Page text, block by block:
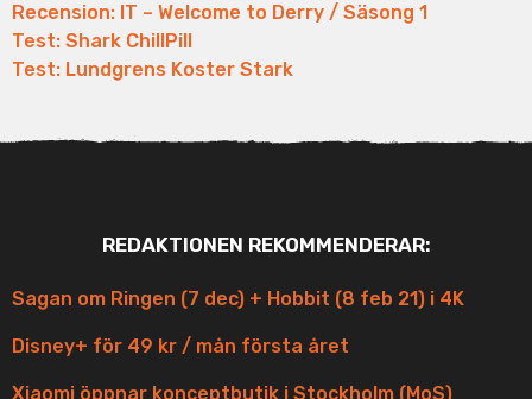
Recension: IT – Welcome to Derry / Säsong 1
Test: Shark ChillPill
Test: Lundgrens Koster Stark
REDAKTIONEN REKOMMENDERAR:
Sagan om Ringen (7 dec) + Hobbit (8 feb 21) i 4K
Disney+ för 49 kr / mån första året
Xiaomi öppnar konceptbutik i Stockholm (MoS)